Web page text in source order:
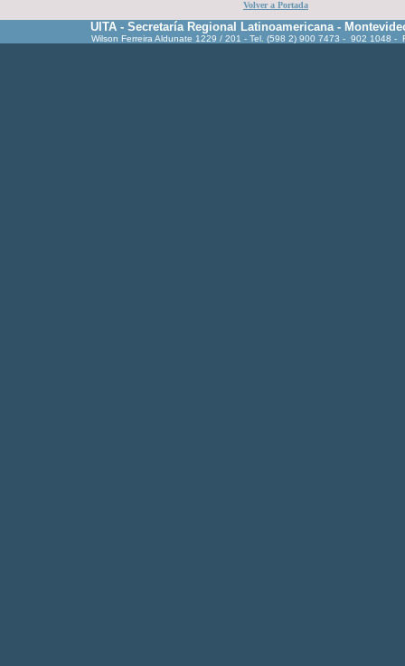
Volver a Portada
UITA - Secretaría Regional Latinoamericana -
Wilson Ferreira Aldunate 1229 / 201 - Tel. (598 2) 900 7473 - 902 1048 -